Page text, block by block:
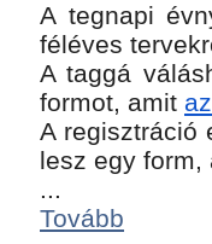
A tegnapi
féléves
A taggá
formot, amit
A regisztráció
lesz egy
...
Tovább